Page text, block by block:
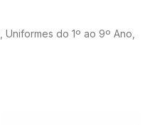
Uniformes do 1º ao 9º Ano